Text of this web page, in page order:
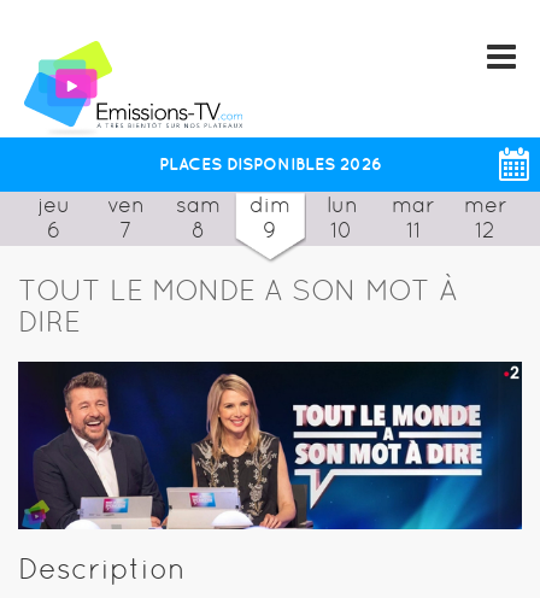
PLACES DISPONIBLES 2026
jeu
6
ven
7
sam
8
dim
9
lun
10
mar
11
mer
12
TOUT LE MONDE A SON MOT À
DIRE
Description